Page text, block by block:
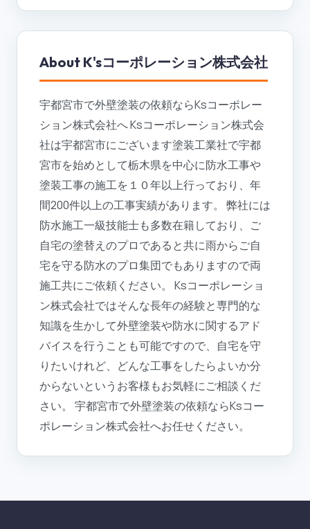
About K'sコーポレーション株式会社
宇都宮市で外壁塗装の依頼ならKsコーポレー
ション株式会社へ Ksコーポレーション株式会
社は宇都宮市にございます塗装工業社で宇都
宮市を始めとして栃木県を中心に防水工事や
塗装工事の施工を１０年以上行っており、年
間200件以上の工事実績があります。 弊社には
防水施工一級技能士も多数在籍しており、ご
自宅の塗替えのプロであると共に雨からご自
宅を守る防水のプロ集団でもありますので両
施工共にご依頼ください。 Ksコーポレーショ
ン株式会社ではそんな長年の経験と専門的な
知識を生かして外壁塗装や防水に関するアド
バイスを行うことも可能ですので、自宅を守
りたいけれど、どんな工事をしたらよいか分
からないというお客様もお気軽にご相談くだ
さい。 宇都宮市で外壁塗装の依頼ならKsコー
ポレーション株式会社へお任せください。